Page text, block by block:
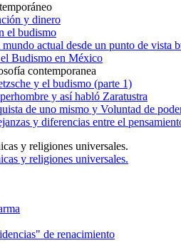
y dinero
el budismo
actual desde un punto de vista
Budismo en México
contemporanea
y el budismo (parte 1)
y así habló Zaratustra
de uno mismo y Voluntad de
y diferencias entre el
y religiones universales.
y religiones universales.
de renacimiento